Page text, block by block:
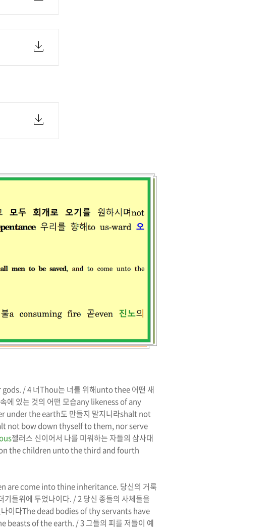
/ 4너Thou는 너를 위해unto thee어떤 새
에 있는 것의 어떤 모습any likeness of any
under the earth도 만들지 말지니라shalt not
not bow down thyself to them, nor serve
젤러스 신이어서 나를 미워하는 자들의 삼사대
the children unto the third and fourth
are come into thine inheritance. 당신의 거룩
기들위에 두었나이다. / 2당신 종들의 사체들을
이다The dead bodies of thy servants have
beasts of the earth. / 3그들의 피를 저들이 예